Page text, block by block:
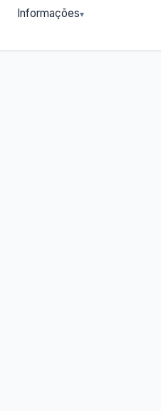
Informações